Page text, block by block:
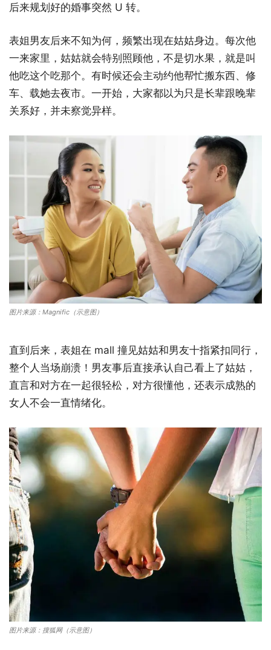
后来规划好的婚事突然 U 转。
表姐男友后来不知为何，频繁出现在姑姑身边。每次他
一来家里，姑姑就会特别照顾他，不是切水果，就是叫
他吃这个吃那个。有时候还会主动约他帮忙搬东西、修
车、载她去夜市。一开始，大家都以为只是长辈跟晚辈
关系好，并未察觉异样。
图片来源：Magnific（示意图）
直到后来，表姐在 mall 撞见姑姑和男友十指紧扣同行，
整个人当场崩溃！男友事后直接承认自己看上了姑姑，
直言和对方在一起很轻松，对方很懂他，还表示成熟的
女人不会一直情绪化。
图片来源：搜狐网（示意图）